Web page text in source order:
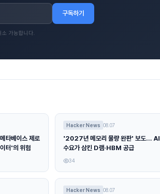
구독하기
가능합니다.
타베이스 제로
터'의 위험
Hacker News 08.07
'2027년 메모리 물량 완판' 보도… AI
수요가 삼킨 D램·HBM 공급
34
Hacker News 08.07